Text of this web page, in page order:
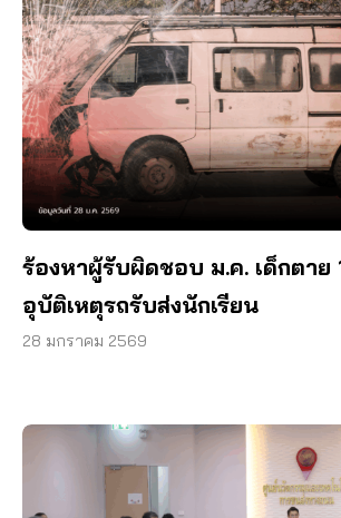
ร้องหาผู้รับผิดชอบ ม.ค. เด็กตาย
อุบัติเหตุรถรับส่งนักเรียน
28 มกราคม 2569